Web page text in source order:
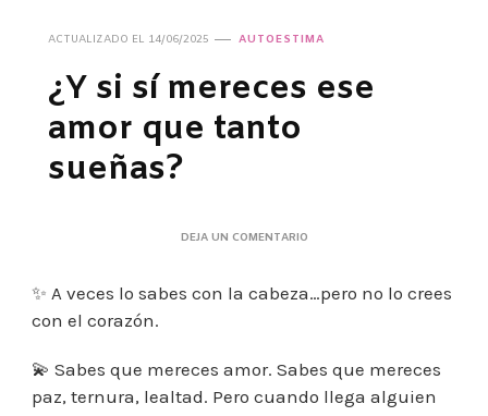
ACTUALIZADO EL 14/06/2025 AUTOESTIMA
¿Y si sí mereces ese
amor que tanto
sueñas?
DEJA UN COMENTARIOEN
SÍ
QUE
TANTO
SUEÑAS?
✨ A veces lo sabes con la cabeza…pero no lo crees
con el corazón.
💫 Sabes que mereces amor. Sabes que mereces
paz, ternura, lealtad. Pero cuando llega alguien